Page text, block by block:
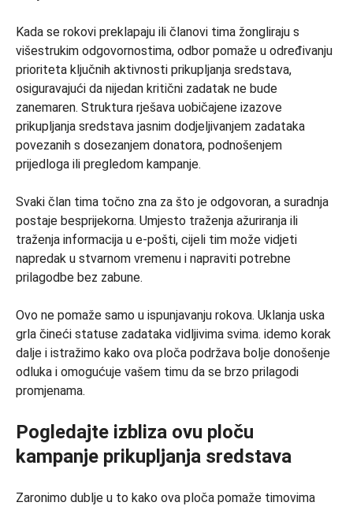
Kada se rokovi preklapaju ili članovi tima žongliraju s
višestrukim odgovornostima, odbor pomaže u određivanju
prioriteta ključnih aktivnosti prikupljanja sredstava,
osiguravajući da nijedan kritični zadatak ne bude
zanemaren. Struktura rješava uobičajene izazove
prikupljanja sredstava jasnim dodjeljivanjem zadataka
povezanih s dosezanjem donatora, podnošenjem
prijedloga ili pregledom kampanje.
Svaki član tima točno zna za što je odgovoran, a suradnja
postaje besprijekorna. Umjesto traženja ažuriranja ili
traženja informacija u e-pošti, cijeli tim može vidjeti
napredak u stvarnom vremenu i napraviti potrebne
prilagodbe bez zabune.
Ovo ne pomaže samo u ispunjavanju rokova. Uklanja uska
grla čineći statuse zadataka vidljivima svima. idemo korak
dalje i istražimo kako ova ploča podržava bolje donošenje
odluka i omogućuje vašem timu da se brzo prilagodi
promjenama.
Pogledajte izbliza ovu ploču
kampanje prikupljanja sredstava
Zaronimo dublje u to kako ova ploča pomaže timovima